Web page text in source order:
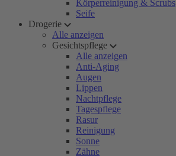
Körperreinigung & Scrubs
Seife
Drogerie
Alle anzeigen
Gesichtspflege
Alle anzeigen
Anti-Aging
Augen
Lippen
Nachtpflege
Tagespflege
Rasur
Reinigung
Sonne
Zähne